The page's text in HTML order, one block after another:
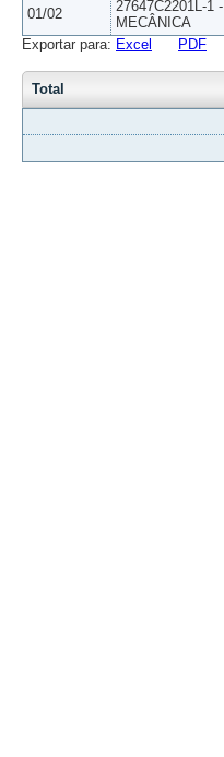
01/02
27647C2201L-1 -
MECÂNICA
Exportar para: Excel PDF
Total